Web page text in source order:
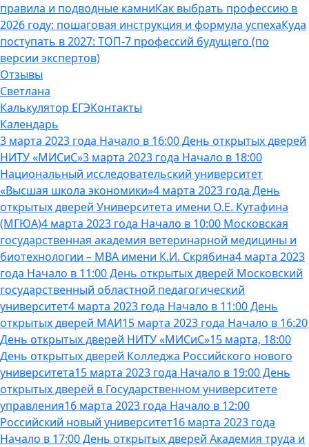
правила и подводные камниКак выбрать профессию в
2026 году: пошаговая инструкция и формула успехаКуда
поступать в 2027: ТОП-7 профессий будущего (по
версии экспертов)
Отзывы
Светлана
Калькулятор ЕГЭКонтакты
Календарь
3 марта 2023 года Начало в 16:00 День открытых дверей
НИТУ «МИСиС»3 марта 2023 года Начало в 18:00
Национальный исследовательский университет
«Высшая школа экономики»4 марта 2023 года День
открытых дверей Университета имени О.Е. Кутафина
(МГЮА)4 марта 2023 года Начало в 10:00 Московская
государственная академия ветеринарной медицины и
биотехнологии – МВА имени К.И. Скрябина4 марта 2023
года Начало в 11:00 День открытых дверей Московский
государственный областной педагогический
университет4 марта 2023 года Начало в 11:00 День
открытых дверей МАИ15 марта 2023 года Начало в 16:20
День открытых дверей НИТУ «МИСиС»15 марта, 18:00
День открытых дверей Колледжа Российского нового
университета15 марта 2023 года Начало в 19:00 День
открытых дверей в Государственном университете
управления16 марта 2023 года Начало в 12:00
Российский новый университет16 марта 2023 года
Начало в 17:00 День открытых дверей Академия труда и